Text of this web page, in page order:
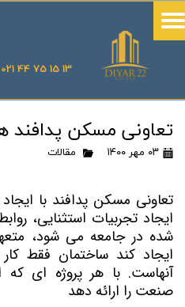
44 75 15 13
تعاونی مسکن پدافند
۰۳ مهر ۱۴۰۰ مقالات
تعاونی مسکن پدافند با
ایجاد تجربیات استثنایی،
شده در جامعه می شود،
ایجاد کند ساختمان فقط
آنهاست. با هر پروژه ای که
صنعت را ارائه دهد